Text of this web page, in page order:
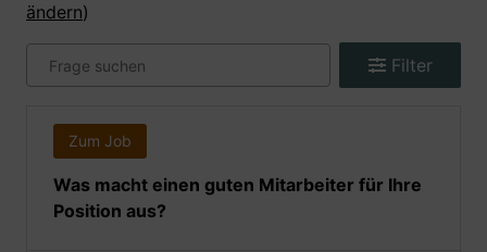
ändern)
Filter
Zum Job
Was macht einen guten Mitarbeiter für Ihre
Position aus?